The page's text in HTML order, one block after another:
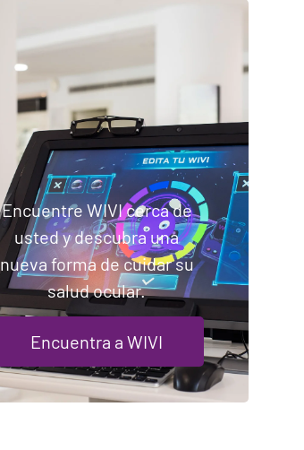
Encuentre WIVI cerca de
usted y descubra una
nueva forma de cuidar su
salud ocular.
Encuentra a WIVI